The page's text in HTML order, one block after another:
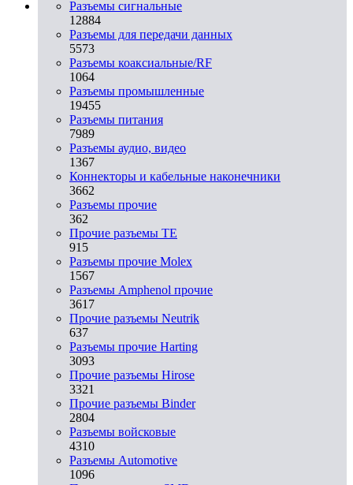
Разъeмы сигнальные
12884
Разъeмы для передачи данных
5573
Разъeмы коаксиальные/RF
1064
Разъeмы промышленные
19455
Разъeмы питания
7989
Разъeмы аудио, видео
1367
Коннекторы и кабельные наконечники
3662
Разъeмы прочие
362
Прочие разъемы TE
915
Разъемы прочие Molex
1567
Разъемы Amphenol прочие
3617
Прочие разъемы Neutrik
637
Разъемы прочие Harting
3093
Прочие разъемы Hirose
3321
Прочие разъемы Binder
2804
Разъемы войсковые
4310
Разъeмы Automotive
1096